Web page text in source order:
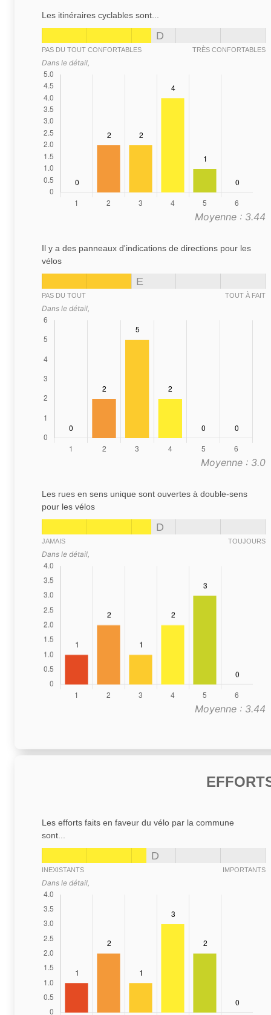
Les itinéraires cyclables sont...
D
PAS DU TOUT CONFORTABLES TRÈS CONFORTABLES
Dans le détail,
Moyenne : 3.44
Il y a des panneaux d'indications de directions pour les
vélos
E
PAS DU TOUT TOUT À FAIT
Dans le détail,
Moyenne : 3.0
Les rues en sens unique sont ouvertes à double-sens
pour les vélos
D
JAMAIS TOUJOURS
Dans le détail,
Moyenne : 3.44
Les efforts faits en faveur du vélo par la commune
sont...
D
INEXISTANTS IMPORTANTS
Dans le détail,